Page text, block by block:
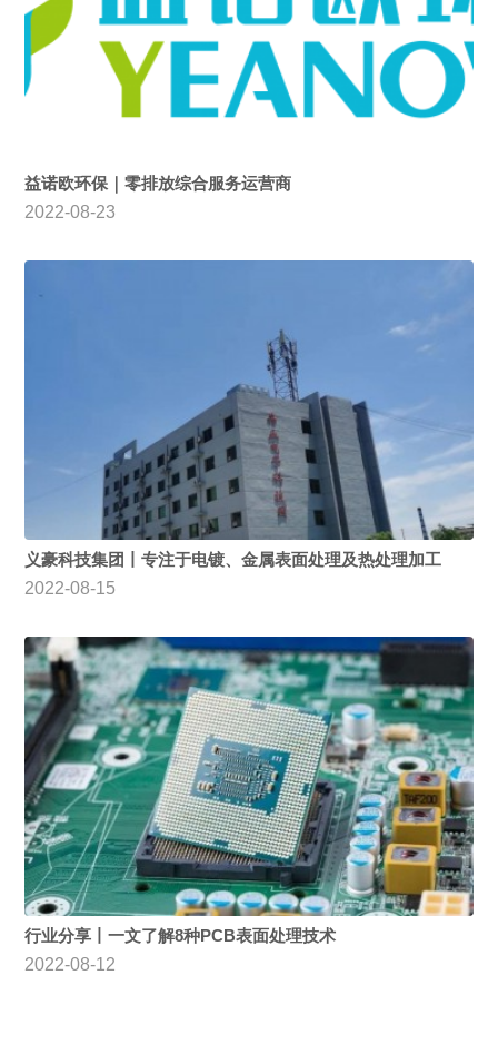
益诺欧环保｜零排放综合服务运营商
2022-08-23
义豪科技集团丨专注于电镀、金属表面处理及热处理加工
2022-08-15
行业分享丨一文了解8种PCB表面处理技术
2022-08-12